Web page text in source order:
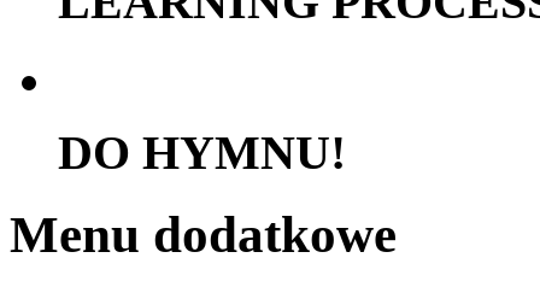
DO HYMNU!
Menu dodatkowe